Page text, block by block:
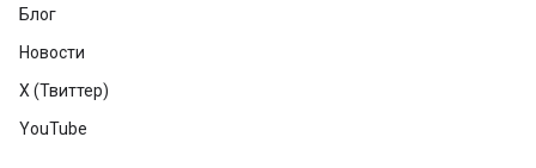
Блог
Новости
X (Твиттер)
YouTube